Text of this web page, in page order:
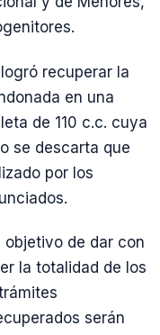
recuperar la
en una
de 110 c.c. cuya
se descarta que
por los
de dar con
la totalidad de los
serán